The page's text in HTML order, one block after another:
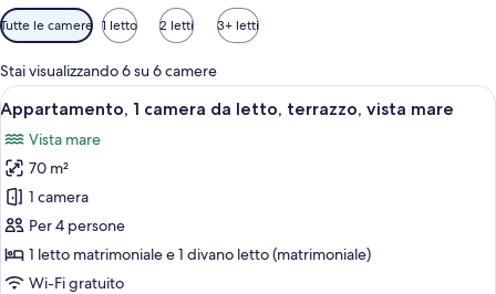
Filtri
disponibili
per
le
camere
Tutte le camere 1 letto 2 letti 3+ letti
Stai visualizzando 6 su 6 camere
Apri
tutte
le
foto
per
Appartamento,
1
camera
Camera d'albergo con un letto
7
Appartamento, 1 camera da letto, terrazzo, vista mare
Vista mare
70 m²
1 camera
Per 4 persone
1 letto matrimoniale e 1 divano letto (matrimoniale)
Wi-Fi gratuito